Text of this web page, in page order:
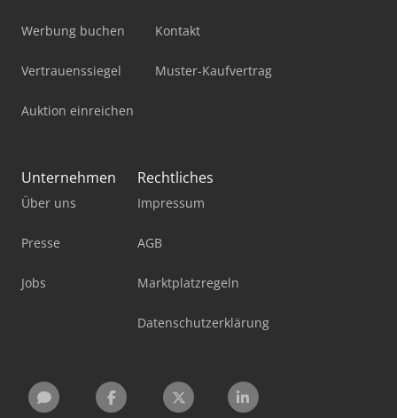
Werbung buchen
Vertrauenssiegel
Auktion einreichen
Kontakt
Muster-Kaufvertrag
Unternehmen
Über uns
Presse
Jobs
Rechtliches
Impressum
AGB
Marktplatzregeln
Datenschutzerklärung